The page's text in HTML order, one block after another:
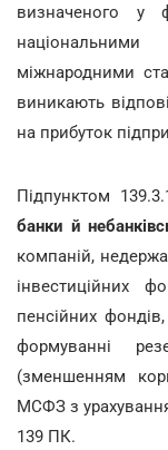
визначеного у
міжнародними
виникають
на прибуток
Підпунктом
банки й
компаній,
інвестиційних
пенсійних фондів,
формуванні
(зменшенням
МСФЗ з
139 ПК.